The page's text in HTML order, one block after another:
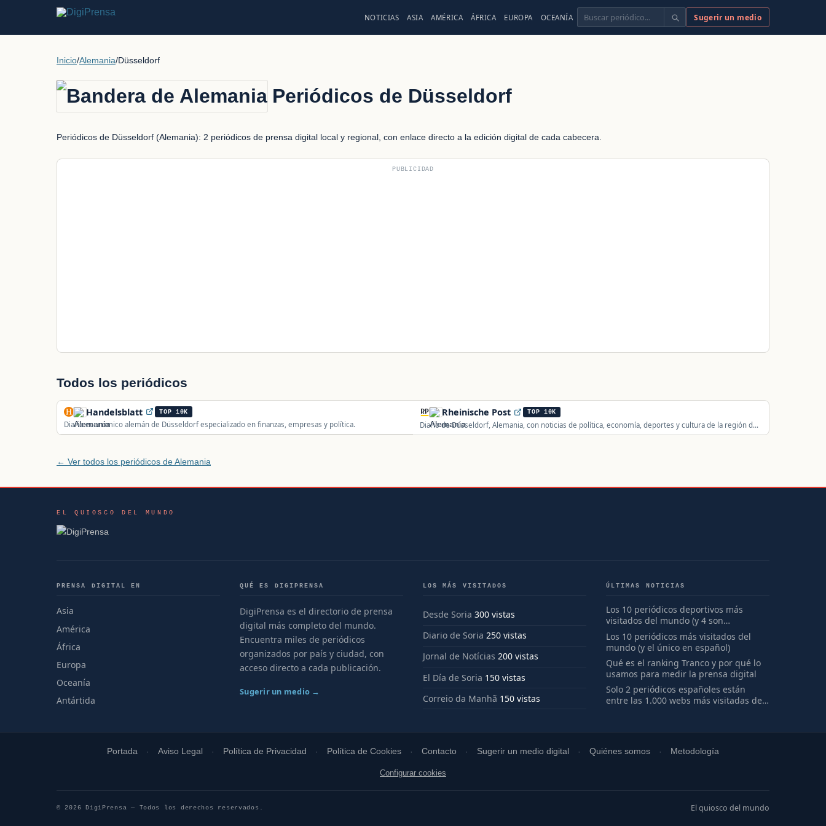
NOTICIAS ASIA AMÉRICA ÁFRICA EUROPA OCEANÍA Buscar Sugerir un medio
Inicio/Alemania/Düsseldorf
Periódicos de Düsseldorf
Periódicos de Düsseldorf (Alemania): 2 periódicos de prensa digital local y regional, con enlace directo a la edición digital de cada cabecera.
PUBLICIDAD
Todos los periódicos
Handelsblatt TOP 10K
Diario económico alemán de Düsseldorf especializado en finanzas, empresas y política.
Rheinische Post TOP 10K
Diario de Düsseldorf, Alemania, con noticias de política, economía, deportes y cultura de la región de
Renania.
← Ver todos los periódicos de Alemania
EL QUIOSCO DEL MUNDO
PRENSA DIGITAL EN
Asia
América
África
Europa
Oceanía
Antártida
QUÉ ES DIGIPRENSA
DigiPrensa es el directorio de prensa
digital más completo del mundo.
Encuentra miles de periódicos
organizados por país y ciudad, con
acceso directo a cada publicación.
Sugerir un medio →
LOS MÁS VISITADOS
Desde Soria 300 vistas
Diario de Soria 250 vistas
Jornal de Notícias 200 vistas
El Día de Soria 150 vistas
Correio da Manhã 150 vistas
ÚLTIMAS NOTICIAS
Los 10 periódicos deportivos más
visitados del mundo (y 4 son
españoles)
Los 10 periódicos más visitados del
mundo (y el único en español)
Qué es el ranking Tranco y por qué lo
usamos para medir la prensa digital
Solo 2 periódicos españoles están
entre las 1.000 webs más visitadas del
Portada Aviso Legal Política de Privacidad Política de Cookies Contacto Sugerir un medio digital Quiénes somos Metodología
Configurar cookies
© 2026 DigiPrensa — Todos los derechos reservados. El quiosco del mundo